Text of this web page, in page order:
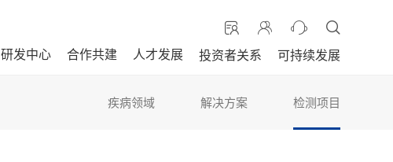
研发中心 合作共建 人才发展 投资者关系 可持续发展
疾病领域 解决方案 检测项目